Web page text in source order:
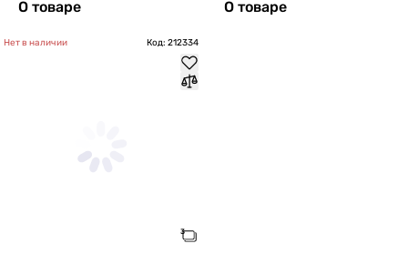
О товаре О товаре
Нет в наличии Код: 212334